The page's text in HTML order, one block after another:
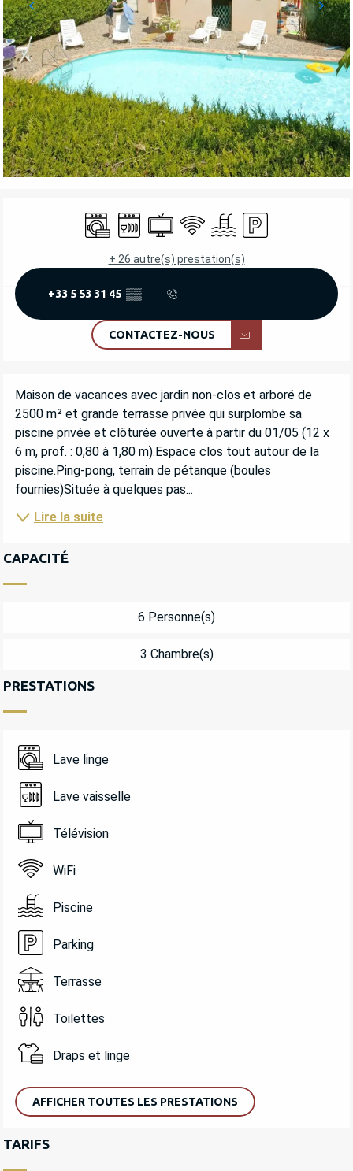
OUVERTURE ET COORDONNÉES
Lave lingeLave vaisselle
Télévision
WiFi PiscineParking
+ 26 autre(s) prestation(s)
+33 5 53 31 45 ▒▒
CONTACTEZ-NOUS
DESCRIPTION
Maison de vacances avec jardin non-clos et arboré de
2500 m² et grande terrasse privée qui surplombe sa
piscine privée et clôturée ouverte à partir du 01/05 (12 x
6 m, prof. : 0,80 à 1,80 m).Espace clos tout autour de la
piscine.Ping-pong, terrain de pétanque (boules
fournies)Située à quelques pas...
Lire la suite
CAPACITÉ
6 Personne(s)
3 Chambre(s)
PRESTATIONS
Lave linge
Lave vaisselle
Télévision
WiFi
Piscine
Parking
Terrasse
Toilettes
Draps et linge
AFFICHER TOUTES LES PRESTATIONS
TARIFS